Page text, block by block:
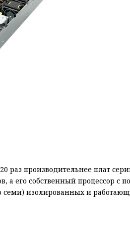
раз производительнее плат
а его собственный процессор
семи) изолированных и